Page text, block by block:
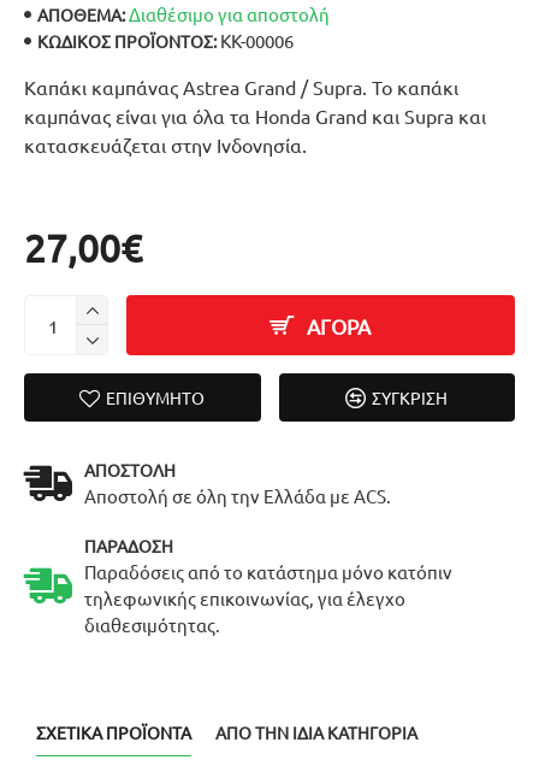
Καπάκι καμπάνας Astrea Grand / Supra. Το καπάκι
καμπάνας είναι για όλα τα Honda Grand και Supra και
κατασκευάζεται στην Ινδονησία.
ΑΠΟΘΕΜΑ:Διαθέσιμο για αποστολή
ΚΩΔΙΚΌΣ ΠΡΟΪΌΝΤΟΣ: ΚΚ-00006
27,00€
ΑΓΟΡΑ
ΕΠΙΘΥΜΗΤΌ ΣΎΓΚΡΙΣΗ
ΑΠΟΣΤΟΛΉ
Αποστολή σε όλη την Ελλάδα με ACS.
ΠΑΡΆΔΟΣΗ
Παραδόσεις από το κατάστημα μόνο κατόπιν
τηλεφωνικής επικοινωνίας, για έλεγχο
διαθεσιμότητας.
ΣΧΕΤΙΚΆ ΠΡΟΪΌΝΤΑ ΑΠΌ ΤΗΝ ΊΔΙΑ ΚΑΤΗΓΟΡΊΑ